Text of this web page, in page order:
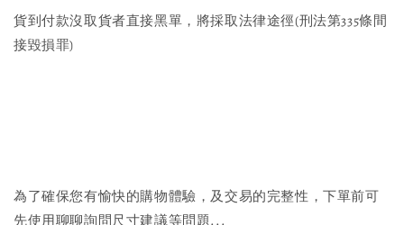
貨到付款沒取貨者直接黑單，將採取法律途徑(刑法第335條間
接毀損罪)
為了確保您有愉快的購物體驗，及交易的完整性，下單前可
先使用聊聊詢問尺寸建議等問題...